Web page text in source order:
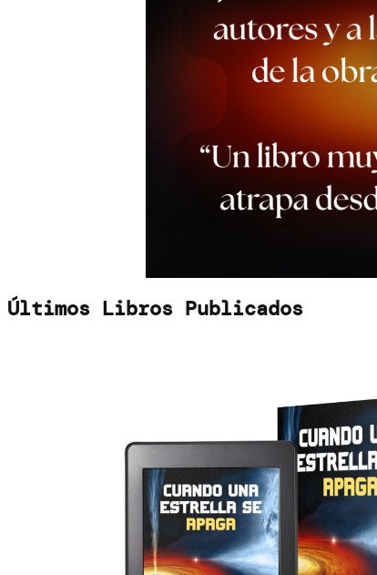
Últimos Libros Publicados